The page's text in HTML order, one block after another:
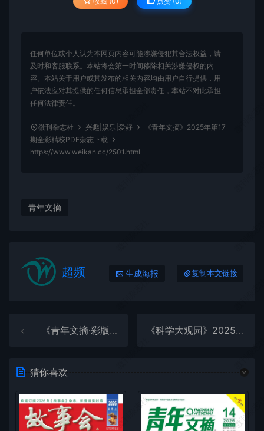
任何单位或个人认为本网页内容可能涉嫌侵犯其合法权益，请
及时和客服联系。本站将会第一时间移除相关涉嫌侵权的内
容。本站关于用户或其发布的相关内容均由用户自行提供，用
户依法应对其提供的任何信息承担全部责任，本站不对此承担
任何法律责任。
微刊杂志社 兴趣|娱乐|爱好
《青年文摘》2025年第17
期全彩精校PDF杂志下载
https://www.weikan.cc/2501.html
青年文摘
超频 生成海报 复制本文链接
《青年文摘·彩版》2025年第15期全彩精校PDF杂志下载 《科学大观园》2025年第19期全彩精校PDF杂志下载
猜你喜欢
微刊杂志社
微刊杂志社
微刊杂